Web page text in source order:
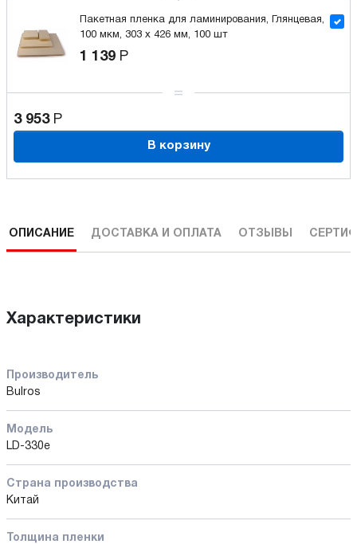
Пакетная пленка для ламинирования, Глянцевая,
100 мкм, 303 x 426 мм, 100 шт
1 139 Р
3 953 Р
В корзину
ОПИСАНИЕ ДОСТАВКА И ОПЛАТА ОТЗЫВЫ
Характеристики
Производитель
Bulros
Модель
LD-330e
Страна производства
Китай
Толщина пленки